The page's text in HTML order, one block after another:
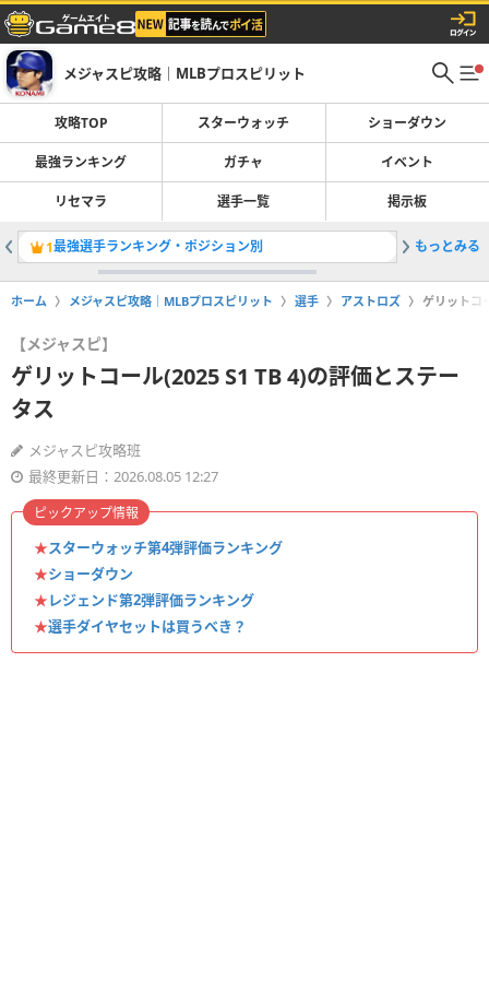
メジャスピ攻略｜MLBプロスピリット
攻略TOP スターウォッチ ショーダウン
最強ランキング ガチャ イベント
リセマラ 選手一覧 掲示板
1最強選手ランキング・ポジション別 2レジェ
もっとみる
ホーム メジャスピ攻略｜MLBプロスピリット 選手 アストロズ ゲリットコ
【メジャスピ】
ゲリットコール(2025 S1 TB 4)の評価とステー
タス
メジャスピ攻略班
最終更新日：2026.08.05 12:27
★スターウォッチ第4弾評価ランキング
★ショーダウン
★レジェンド第2弾評価ランキング
★選手ダイヤセットは買うべき？
ピックアップ情報